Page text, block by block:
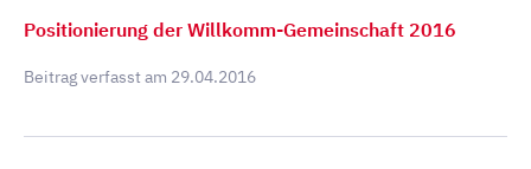
Positionierung der Willkomm-Gemeinschaft 2016
Beitrag verfasst am 29.04.2016